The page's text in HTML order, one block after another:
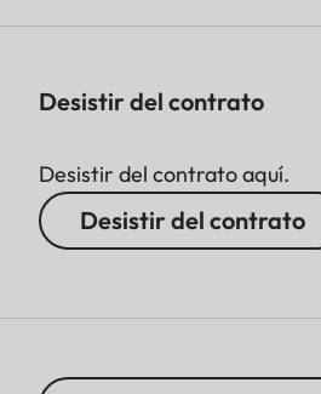
Desistir del contrato
Desistir del contrato aquí.
Desistir del contrato